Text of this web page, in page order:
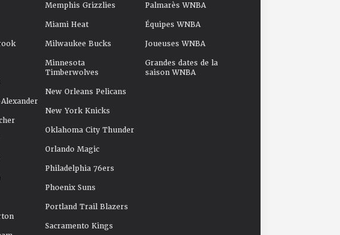
Memphis Grizzlies
Miami Heat
Milwaukee Bucks
Minnesota
Timberwolves
New Orleans Pelicans
New York Knicks
Oklahoma City Thunder
Orlando Magic
Philadelphia 76ers
Phoenix Suns
Portland Trail Blazers
Sacramento Kings
Palmarès WNBA
Équipes WNBA
Joueuses WNBA
Grandes dates de la
saison WNBA